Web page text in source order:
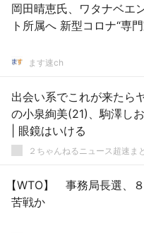
岡田晴恵氏、ワタナベエ
ト所属へ 新型コロナ“専
ます速ch
出会い系でこれが来たら
の小泉絢美(21)、駒澤し
| 眼鏡はいける
２ちゃんねるニュース超速ま
【WTO】 事務局長選、
苦戦か